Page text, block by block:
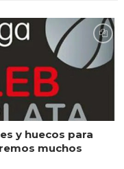
y huecos para
muchos